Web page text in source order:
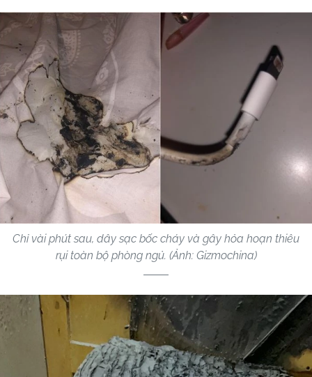
Chỉ vài phút sau, dây sạc bốc cháy và gây hỏa hoạn thiêu
rụi toàn bộ phòng ngủ. (Ảnh: Gizmochina)